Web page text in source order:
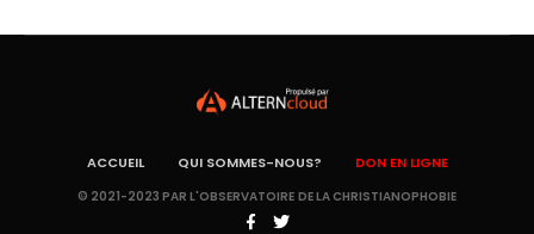
ACCUEIL QUI SOMMES-NOUS? DON EN LIGNE
© 2021-2023 PAR L'OBSERVATOIRE DE LA CHRISTIANOPHOBIE